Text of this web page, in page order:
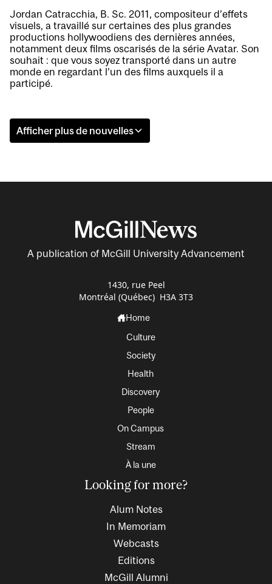
Jordan Catracchia, B. Sc. 2011, compositeur d’effets
visuels, a travaillé sur certaines des plus grandes
productions hollywoodiens des dernières années,
notamment deux films oscarisés de la série Avatar. Son
souhait : que vous soyez transporté dans un autre
monde en regardant l’un des films auxquels il a
participé.
Afficher plus de nouvelles
A publication of McGill University Advancement
1430, rue Peel
Montréal (Québec) H3A 3T3
Home
Culture
Society
Health
Discovery
People
On Campus
Stream
À la une
Looking for more?
Alum Notes
In Memoriam
Webcasts
Editions
McGill Alumni